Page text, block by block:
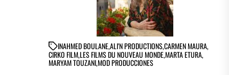
INAHMED BOULANE,ALI'N PRODUCTIONS,CARMEN MAURA,
CIRKO FILM,LES FILMS DU NOUVEAU MONDE,MARTA ETURA,
MARYAM TOUZANI,MOD PRODUCCIONES